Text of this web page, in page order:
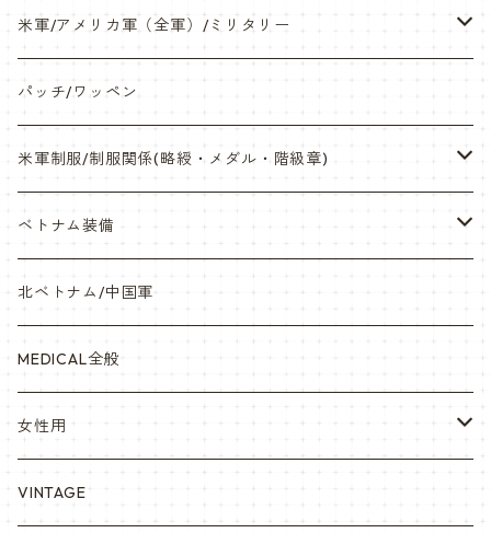
ネックレス・アクセサリー・スマホケース
サンダル・Bag
サバゲー装備品・バッテリー
オリジナルパッチ
841マスク・BDUカスタム
赤ちゃん用
YARSOC
シャークマウス
米軍/アメリカ軍（全軍）/ミリタリー
海兵隊/USMC
陸軍/USARMY
空軍/USAF
海軍/USN
宇宙軍
トレーニングウエア集
ポーラテック/POLARTEC
パッチ/ワッペン
米軍制服/制服関係(略綬・メダル・階級章)
略綬・リボンバー・メダル等
ピンズ類 階級章(ランク)・資格章等
アメリカ軍制服
ベトナム装備
サムズミリタリ屋さん
セスラー中田商店さん
EA east asia
DRAGON ドラゴン
北ベトナム/中国軍
MEDICAL全般
女性用
ARC アメリカンレッドクロス
VINTAGE